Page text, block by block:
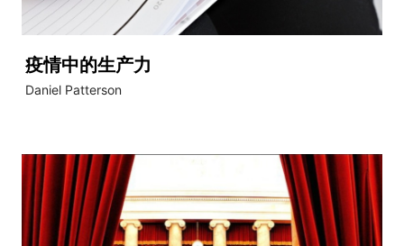
疫情中的生产力
Daniel Patterson